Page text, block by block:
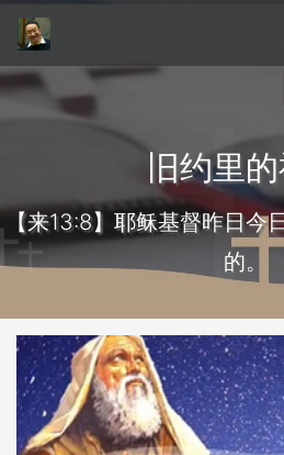
旧约里
【来13:8】耶稣基督昨日今
的。